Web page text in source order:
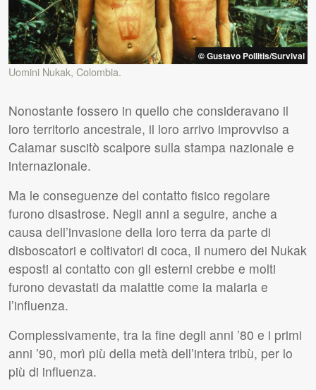
© Gustavo Pollitis/Survival
Uomini Nukak, Colombia.
Nonostante fossero in quello che consideravano il
loro territorio ancestrale, il loro arrivo improvviso a
Calamar suscitò scalpore sulla stampa nazionale e
internazionale.
Ma le conseguenze del contatto fisico regolare
furono disastrose. Negli anni a seguire, anche a
causa dell’invasione della loro terra da parte di
disboscatori e coltivatori di coca, il numero dei Nukak
esposti al contatto con gli esterni crebbe e molti
furono devastati da malattie come la malaria e
l’influenza.
Complessivamente, tra la fine degli anni ’80 e i primi
anni ’90, morì più della metà dell’intera tribù, per lo
più di influenza.